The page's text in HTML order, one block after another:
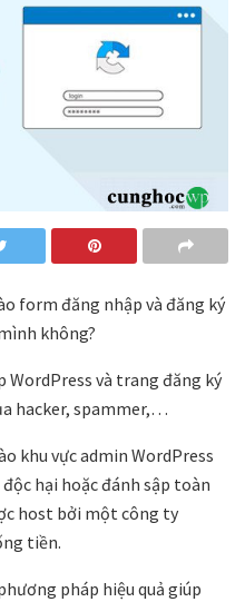
form đăng nhập và đăng ký
không?
và trang đăng ký
hacker, spammer,…
khu vực admin WordPress
hại hoặc đánh sập toàn
host bởi một công ty
tiền.
pháp hiệu quả giúp